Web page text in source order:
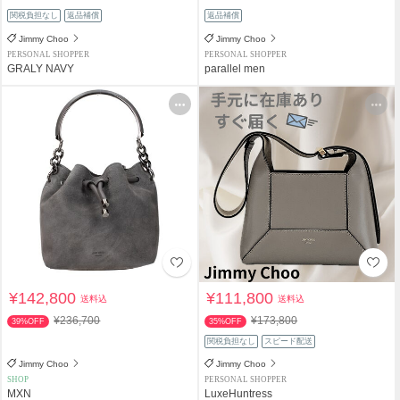
関税負担なし 返品補償
Jimmy Choo
PERSONAL SHOPPER
GRALY NAVY
返品補償
Jimmy Choo
PERSONAL SHOPPER
parallel men
¥142,800送料込
39%OFF ¥236,700
Jimmy Choo
SHOP
MXN
¥111,800送料込
35%OFF ¥173,800
関税負担なし スピード配送
Jimmy Choo
PERSONAL SHOPPER
LuxeHuntress